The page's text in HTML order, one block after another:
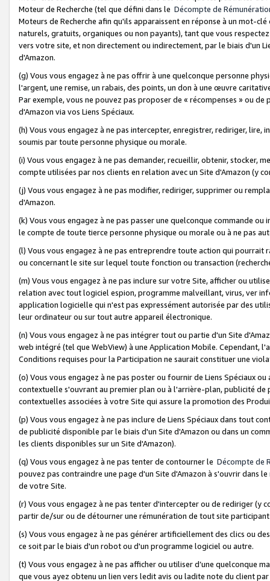
Moteur de Recherche (tel que défini dans le Décompte de
Moteurs de Recherche afin qu'ils apparaissent en réponse à un mot-
naturels, gratuits, organiques ou non payants), tant que vous
vers votre site, et non directement ou indirectement, par le biais d'un
d'Amazon.
(g) Vous vous engagez à ne pas offrir à une quelconque personne
l'argent, une remise, un rabais, des points, un don à une œuvre
Par exemple, vous ne pouvez pas proposer de « récompenses » ou
d'Amazon via vos Liens Spéciaux.
(h) Vous vous engagez à ne pas intercepter, enregistrer, rediriger,
soumis par toute personne physique ou morale.
(i) Vous vous engagez à ne pas demander, recueillir, obtenir, stocker,
compte utilisées par nos clients en relation avec un Site d'Amazon (y
(j) Vous vous engagez à ne pas modifier, rediriger, supprimer ou
d'Amazon.
(k) Vous vous engagez à ne pas passer une quelconque commande
le compte de toute tierce personne physique ou morale ou à ne pas
(l) Vous vous engagez à ne pas entreprendre toute action qui
ou concernant le site sur lequel toute fonction ou transaction
(m) Vous vous engagez à ne pas inclure sur votre Site, afficher ou
relation avec tout logiciel espion, programme malveillant, virus, ver
application logicielle qui n'est pas expressément autorisée par des
leur ordinateur ou sur tout autre appareil électronique.
(n) Vous vous engagez à ne pas intégrer tout ou partie d'un Site
web intégré (tel que WebView) à une Application Mobile. Cependant,
Conditions requises pour la Participation ne saurait constituer une
(o) Vous vous engagez à ne pas poster ou fournir de Liens Spéciaux
contextuelle s'ouvrant au premier plan ou à l'arrière-plan, publicité
contextuelles associées à votre Site qui assure la promotion des
(p) Vous vous engagez à ne pas inclure de Liens Spéciaux dans tout
de publicité disponible par le biais d'un Site d'Amazon ou dans un
les clients disponibles sur un Site d'Amazon).
(q) Vous vous engagez à ne pas tenter de contourner le Décompte de
pouvez pas contraindre une page d'un Site d'Amazon à s'ouvrir dans
de votre Site.
(r) Vous vous engagez à ne pas tenter d'intercepter ou de rediriger
partir de/sur ou de détourner une rémunération de tout site
(s) Vous vous engagez à ne pas générer artificiellement des clics ou
ce soit par le biais d'un robot ou d'un programme logiciel ou autre.
(t) Vous vous engagez à ne pas afficher ou utiliser d’une quelconque
que vous ayez obtenu un lien vers ledit avis ou ladite note du client